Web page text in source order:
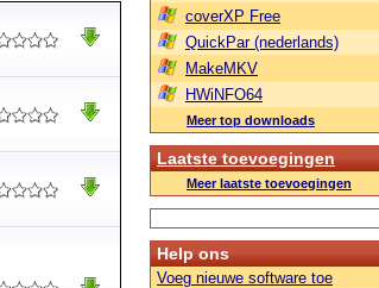
coverXP Free
QuickPar (nederlands)
MakeMKV
HWiNFO64
Meer top downloads
Laatste toevoegingen
Meer laatste toevoegingen
Help ons
Voeg nieuwe software toe